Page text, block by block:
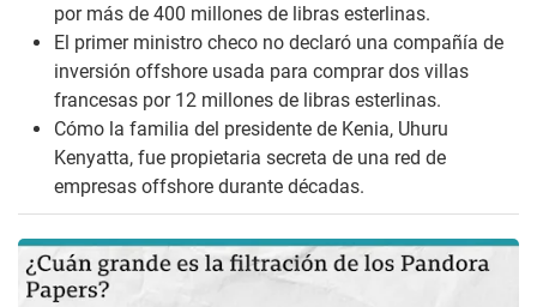
por más de 400 millones de libras esterlinas.
El primer ministro checo no declaró una compañía de
inversión offshore usada para comprar dos villas
francesas por 12 millones de libras esterlinas.
Cómo la familia del presidente de Kenia, Uhuru
Kenyatta, fue propietaria secreta de una red de
empresas offshore durante décadas.